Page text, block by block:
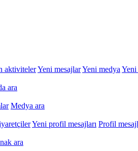
aktivitelerYeni mesajlarYeni medya Yeni
ara
Medya ara
Yeni profil mesajları Profil
ara